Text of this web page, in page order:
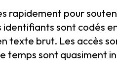
rapidement pour
sont codés
texte brut. Les accès
temps sont quasiment